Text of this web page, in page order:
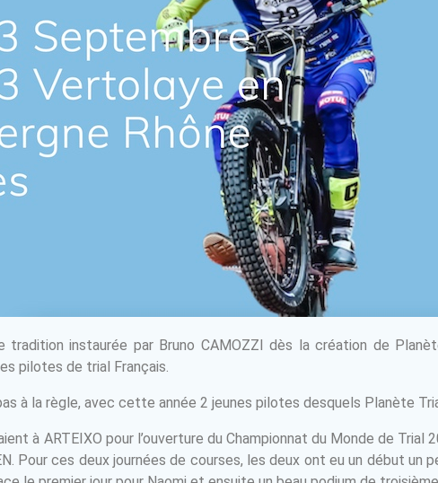
tradition instaurée par Bruno CAMOZZI dès la création de
pilotes de trial Français.
à la règle, avec cette année 2 jeunes pilotes desquels Planète
à ARTEIXO pour l’ouverture du Championnat du Monde de Trial
Pour ces deux journées de courses, les deux ont eu un début un